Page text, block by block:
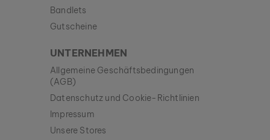
Bandlets
Gutscheine
UNTERNEHMEN
Allgemeine Geschäftsbedingungen
(AGB)
Datenschutz und Cookie-Richtlinien
Impressum
Unsere Stores